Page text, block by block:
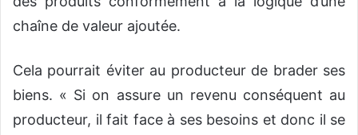
chaîne de valeur ajoutée.
Cela pourrait éviter au producteur de brader ses
biens. « Si on assure un revenu conséquent au
producteur, il fait face à ses besoins et donc il se